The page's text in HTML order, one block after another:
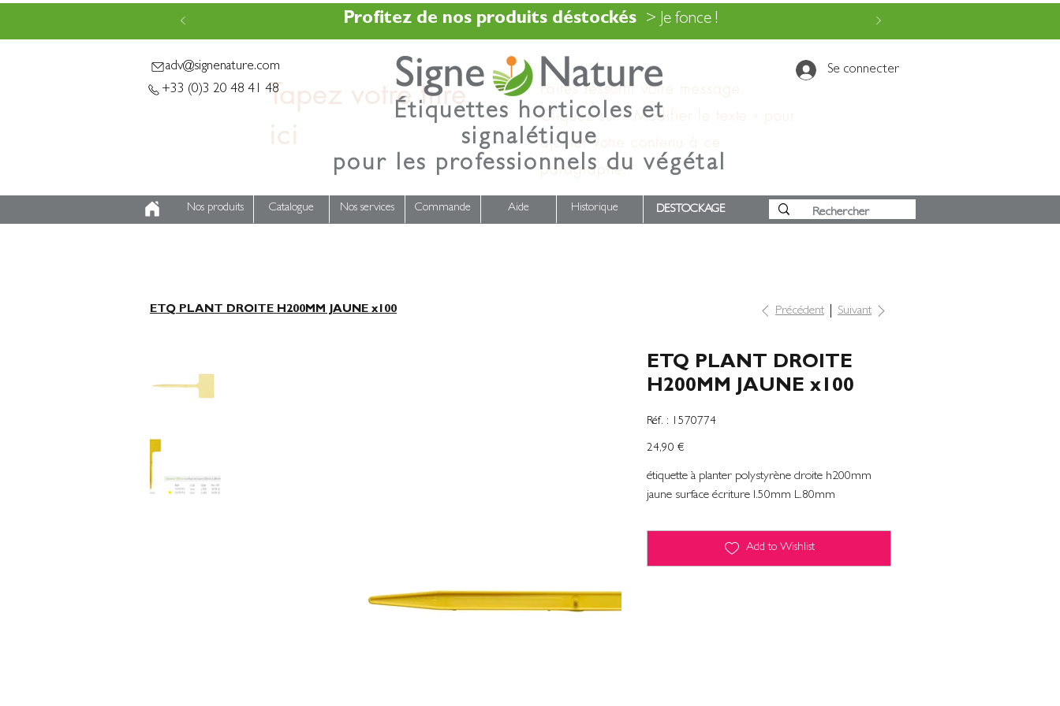
Profitez de nos produits déstockés > Je fonce !
Tapez votre titre
Faites ressortir votre message.
Cliquez sur « Modifier le texte » pour
ajouter votre contenu à ce
paragraphe.
adv@signenature.com
+33 (0)3 20 48 41 48
Se connecter
Étiquettes horticoles et
signalétique
pour les professionnels du végétal
Nos produits Catalogue Nos services Commande Aide Historique DESTOCKAGE
ETQ PLANT DROITE H200MM JAUNE x100 Précédent Suivant
ETQ PLANT DROITE
H200MM JAUNE x100
Réf. :
SKU
1570774
1570774
Prix
24,90 €
étiquette à planter polystyrène droite h200mm
jaune surface écriture l.50mm L.80mm
Add to Wishlist